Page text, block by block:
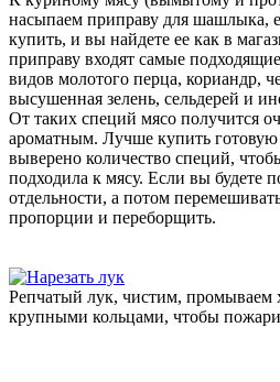
насыпаем приправу для шашлыка,
купить, и вы найдете ее как в
приправу входят самые
видов молотого перца, кориандр,
высушенная зелень, сельдерей и
От таких специй мясо получится
ароматным. Лучше купить готовую
выверено количество специй,
подходила к мясу. Если вы будете
отдельности, а потом
пропорции и переборщить.
Репчатый лук, чистим, промываем
крупными кольцами, чтобы